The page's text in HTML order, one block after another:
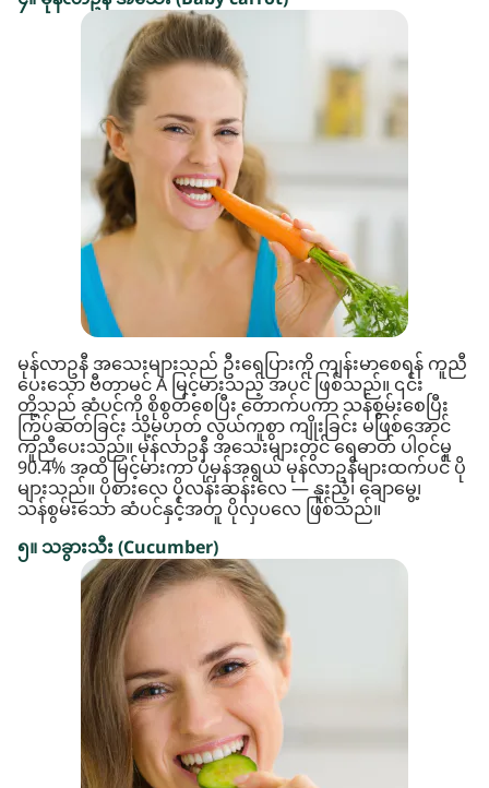
မုန်လာဥနီ အသေးများသည် ဦးရေပြားကို ကျန်းမာစေရန် ကူညီ
ပေးသော ဗီတာမင် A မြင့်မားသည့် အပင် ဖြစ်သည်။ ၎င်း
တို့သည် ဆံပင်ကို စိုစွတ်စေပြီး တောက်ပကာ သန်စွမ်းစေပြီး
ကြွပ်ဆတ်ခြင်း သို့မဟုတ် လွယ်ကူစွာ ကျိုးခြင်း မဖြစ်အောင်
ကူညီပေးသည်။ မုန်လာဥနီ အသေးများတွင် ရေဓာတ် ပါဝင်မှု
90.4% အထိ မြင့်မားကာ ပုံမှန်အရွယ် မုန်လာဥနီများထက်ပင် ပို
များသည်။ ပိုစားလေ ပိုလန်းဆန်းလေ — နူးညံ့၊ ချောမွေ့၊
သန်စွမ်းသော ဆံပင်နှင့်အတူ ပိုလှပလေ ဖြစ်သည်။
၅။ သခွားသီး (Cucumber)